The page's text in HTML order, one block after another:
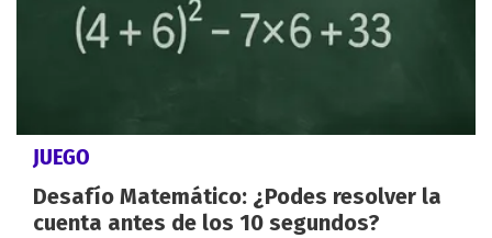
JUEGO
Desafío Matemático: ¿Podes resolver la
cuenta antes de los 10 segundos?